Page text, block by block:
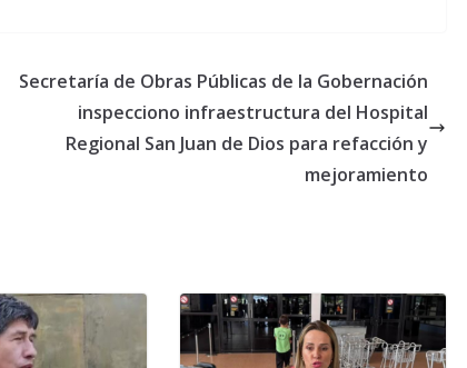
Secretaría de Obras Públicas de la Gobernación
inspecciono infraestructura del Hospital
Regional San Juan de Dios para refacción y
mejoramiento